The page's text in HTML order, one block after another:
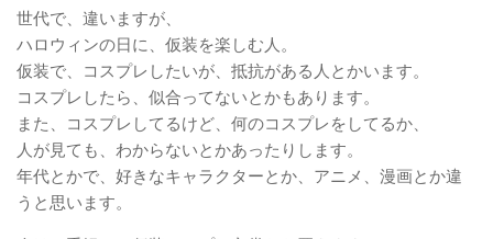
世代で、違いますが、
ハロウィンの日に、仮装を楽しむ人。
仮装で、コスプレしたいが、抵抗がある人とかいます。
コスプレしたら、似合ってないとかもあります。
また、コスプレしてるけど、何のコスプレをしてるか、
人が見ても、わからないとかあったりします。
年代とかで、好きなキャラクターとか、アニメ、漫画とか違
うと思います。